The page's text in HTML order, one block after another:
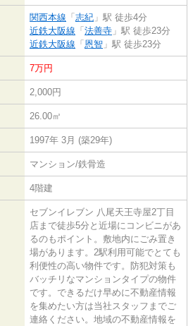
関西本線 「 志紀 」駅 徒歩4分
近鉄大阪線 「 法善寺 」駅 徒歩23分
近鉄大阪線 「 恩智 」駅 徒歩23分
7万円
2,000円
26.00㎡
1997年 3月 (築29年)
マンション/鉄骨造
4階建
セブンイレブン 八尾天王寺屋2丁目
店まで徒歩5分と近場にコンビニがあ
るのもポイント。敷地内にごみ置き
場があります。2駅利用可能でとても
利便性の高い物件です。防犯対策も
バッチリなマンションタイプの物件
です。できるだけ早めに不動産情報
を集めたい方は当社スタッフまでご
連絡ください。地域の不動産情報を